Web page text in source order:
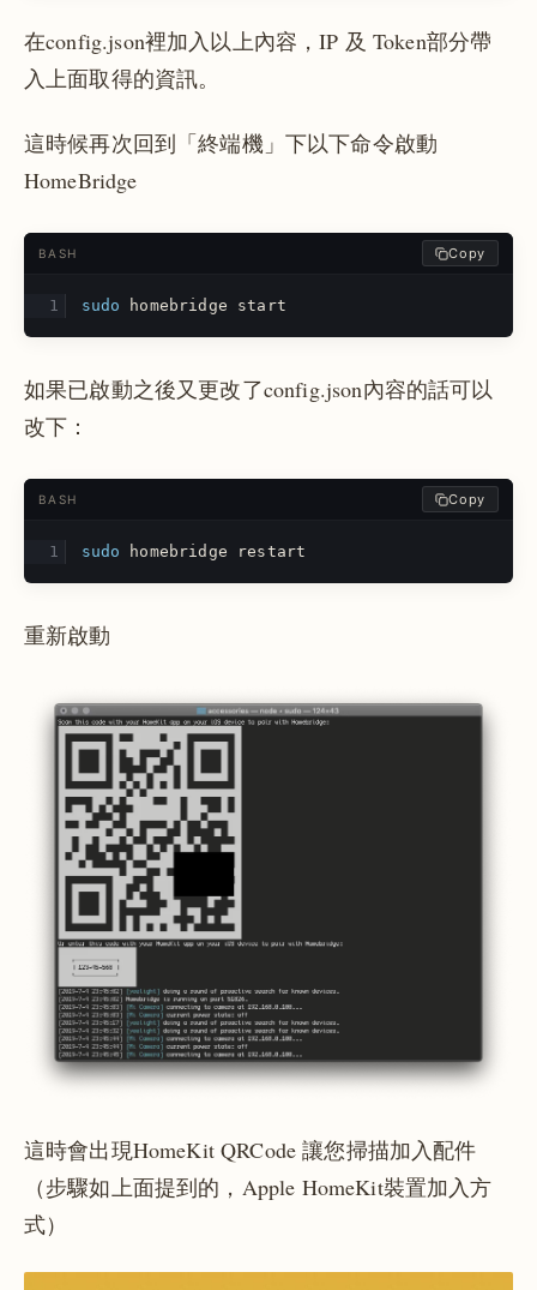
在config.json裡加入以上內容，IP 及 Token部分帶
入上面取得的資訊。
這時候再次回到「終端機」下以下命令啟動
HomeBridge
BASH Copy
sudo homebridge start
如果已啟動之後又更改了config.json內容的話可以
改下：
BASH Copy
sudo homebridge restart
重新啟動
這時會出現HomeKit QRCode 讓您掃描加入配件
（步驟如上面提到的，Apple HomeKit裝置加入方
式）